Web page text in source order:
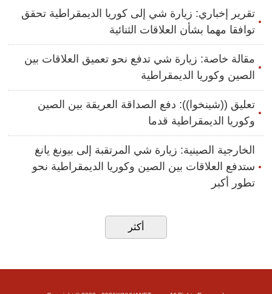
تقرير إخباري: زيارة شي إلى كوريا الديمقراطية تحقق
توافقا مهما بشأن العلاقات الثنائية
مقالة خاصة: زيارة شي تدفع نحو تعميق العلاقات بين
الصين وكوريا الديمقراطية
تعليق ((شينخوا)): دفع الصداقة العريقة بين الصين
وكوريا الديمقراطية قدما
الخارجية الصينية: زيارة شي المرتقبة إلى بيونغ يانغ
ستدفع العلاقات بين الصين وكوريا الديمقراطية نحو
تطور أكبر
أكثر